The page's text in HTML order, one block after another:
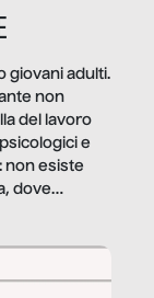
giovani adulti.
non
del lavoro
e
non esiste
dove